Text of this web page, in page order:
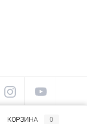
КОРЗИНА 0